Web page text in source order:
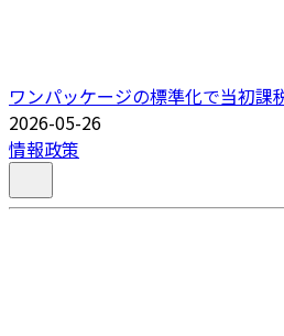
ワンパッケージの標準化で当初課
2026-05-26
情報政策